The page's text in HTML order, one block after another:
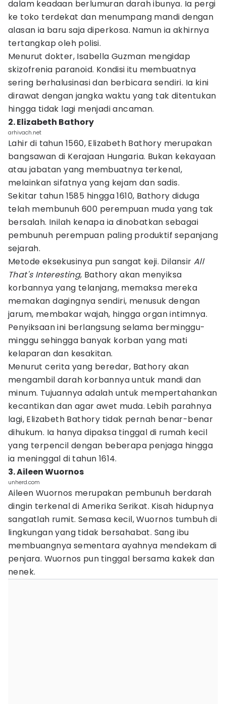
dalam keadaan berlumuran darah ibunya. Ia pergi
ke toko terdekat dan menumpang mandi dengan
alasan ia baru saja diperkosa. Namun ia akhirnya
tertangkap oleh polisi.
Menurut dokter, Isabella Guzman mengidap
skizofrenia paranoid. Kondisi itu membuatnya
sering berhalusinasi dan berbicara sendiri. Ia kini
dirawat dengan jangka waktu yang tak ditentukan
hingga tidak lagi menjadi ancaman.
2. Elizabeth Bathory
arhivach.net
Lahir di tahun 1560, Elizabeth Bathory merupakan
bangsawan di Kerajaan Hungaria. Bukan kekayaan
atau jabatan yang membuatnya terkenal,
melainkan sifatnya yang kejam dan sadis.
Sekitar tahun 1585 hingga 1610, Bathory diduga
telah membunuh 600 perempuan muda yang tak
bersalah. Inilah kenapa ia dinobatkan sebagai
pembunuh perempuan paling produktif sepanjang
sejarah.
Metode eksekusinya pun sangat keji. Dilansir All
That's Interesting, Bathory akan menyiksa
korbannya yang telanjang, memaksa mereka
memakan dagingnya sendiri, menusuk dengan
jarum, membakar wajah, hingga organ intimnya.
Penyiksaan ini berlangsung selama berminggu-
minggu sehingga banyak korban yang mati
kelaparan dan kesakitan.
Menurut cerita yang beredar, Bathory akan
mengambil darah korbannya untuk mandi dan
minum. Tujuannya adalah untuk mempertahankan
kecantikan dan agar awet muda. Lebih parahnya
lagi, Elizabeth Bathory tidak pernah benar-benar
dihukum. Ia hanya dipaksa tinggal di rumah kecil
yang terpencil dengan beberapa penjaga hingga
ia meninggal di tahun 1614.
3. Aileen Wuornos
unherd.com
Aileen Wuornos merupakan pembunuh berdarah
dingin terkenal di Amerika Serikat. Kisah hidupnya
sangatlah rumit. Semasa kecil, Wuornos tumbuh di
lingkungan yang tidak bersahabat. Sang ibu
membuangnya sementara ayahnya mendekam di
penjara. Wuornos pun tinggal bersama kakek dan
nenek.